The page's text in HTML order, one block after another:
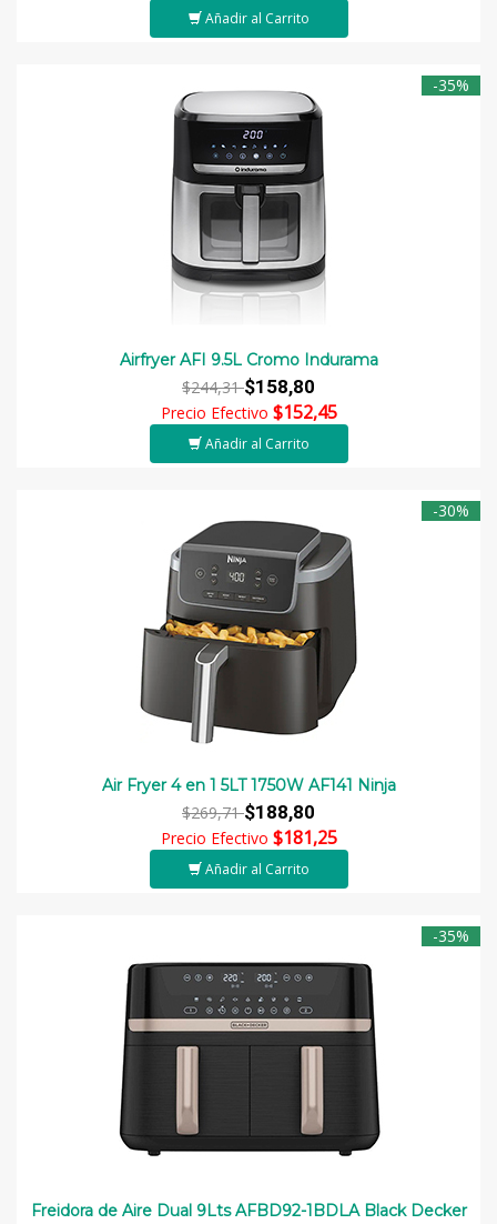
Añadir al Carrito
-35%
Airfryer AFI 9.5L Cromo Indurama
$244,31$158,80
Precio Efectivo $152,45
Añadir al Carrito
-30%
Air Fryer 4 en 1 5LT 1750W AF141 Ninja
$269,71$188,80
Precio Efectivo $181,25
Añadir al Carrito
-35%
Freidora de Aire Dual 9Lts AFBD92-1BDLA Black Decker